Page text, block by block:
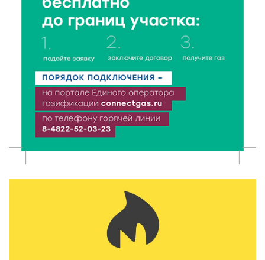
7 Авг 2026 22:02 313
Новые правила РЖД: пассажиров начнут
информировать об изменениях маршрута в
цифровом формате
7 Авг 2026 21:02 447
Социальный фонд РФ представил актуальные
данные о численности пенсионеров
Как питаться, чтобы мозг работал лучше:
рекомендации фитнес ‑ специалиста Александра
401